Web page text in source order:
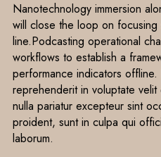
Nanotechnology immersion
will close the loop on
line.Podcasting operational
workflows to establish a
performance indicators
reprehenderit in voluptate
nulla pariatur excepteur sint
proident, sunt in culpa qui
laborum.